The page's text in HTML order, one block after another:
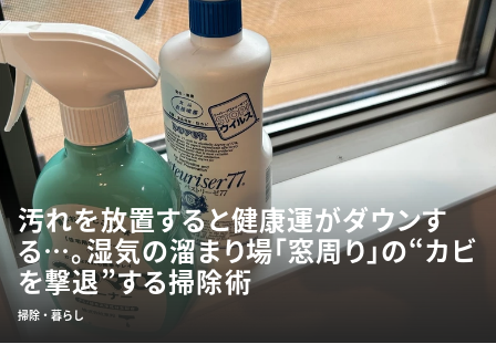
汚れを放置すると健康運がダウンす
る…。湿気の溜まり場「窓周り」の“カビ
を撃退”する掃除術
掃除・暮らし